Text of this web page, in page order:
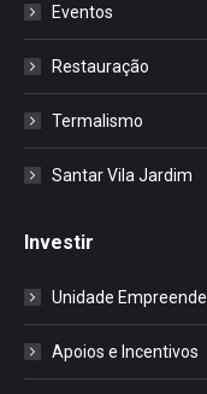
Eventos
Restauração
Termalismo
Santar Vila Jardim
Investir
Unidade Empreende
Apoios e Incentivos